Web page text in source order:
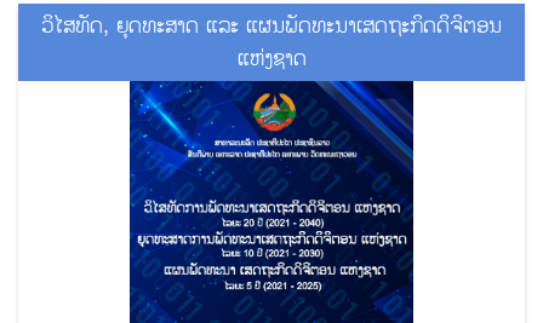
ວິໄສທັດ, ຍຸດທະສາດ ແລະ ແຜນພັດທະນາເສດຖະກິດດິຈິຕອນ
ແຫ່ງຊາດ